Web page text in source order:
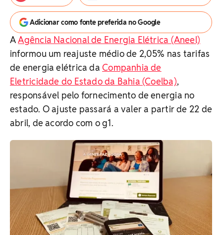
Adicionar como fonte preferida no Google
AAgência Nacional de Energia Elétrica (Aneel)
informou um reajuste médio de 2,05% nas tarifas
de energia elétrica daCompanhia de
Eletricidade do Estado da Bahia (Coelba),
responsável pelo fornecimento de energia no
estado. O ajuste passará a valer a partir de 22 de
abril, de acordo com o g1.